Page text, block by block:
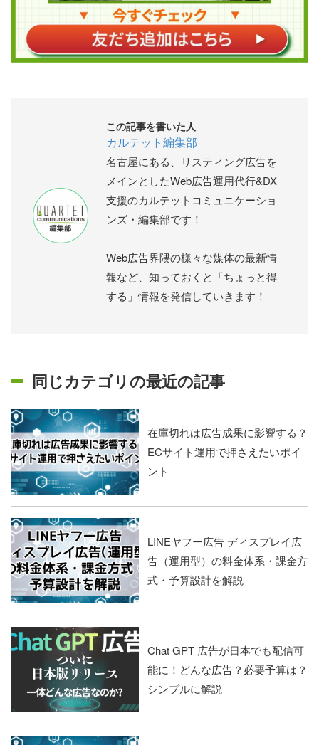
この記事を書いた人
カルテット編集部
名古屋にある、リスティング広告を
メインとしたWeb広告運用代行&DX
支援のカルテットコミュニケーショ
ンズ・編集部です！
Web広告界隈の様々な媒体の最新情
報など、知っておくと「ちょっと得
する」情報を発信していきます！
同じカテゴリの最近の記事
在庫切れは広告成果に影響する？
ECサイト運用で押さえたいポイ
ント
LINEヤフー広告 ディスプレイ広
告（運用型）の料金体系・課金方
式・予算設計を解説
Chat GPT 広告が日本でも配信可
能に！どんな広告？必要予算は？
シンプルに解説